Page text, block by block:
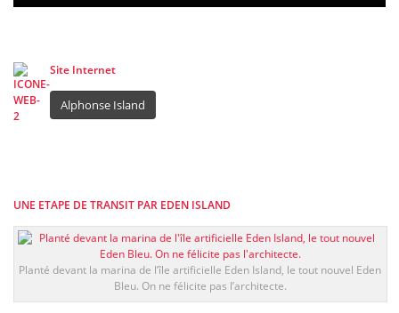
Site Internet
Alphonse Island
UNE ETAPE DE TRANSIT PAR EDEN ISLAND
Planté devant la marina de l’île artificielle Eden Island, le tout nouvel Eden
Bleu. On ne félicite pas l’architecte.